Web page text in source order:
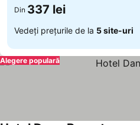
Din 337 lei
Vedeți prețurile de la 5 site-uri
Alegere populară